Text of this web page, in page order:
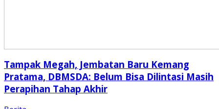
Tampak Megah, Jembatan Baru Kemang
Pratama, DBMSDA: Belum Bisa Dilintasi Masih
Perapihan Tahap Akhir